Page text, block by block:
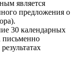
является
предложения о
30 календарных
письменно